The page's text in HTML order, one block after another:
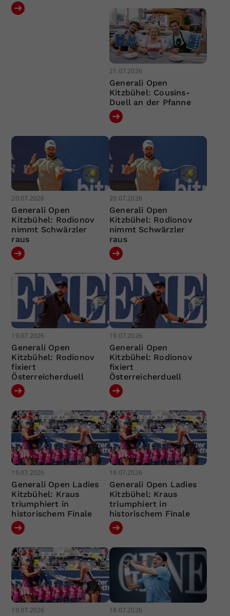
21.07.2026
Generali Open
Kitzbühel: Cousins-
Duell an der Pfanne
20.07.2026
Generali Open
Kitzbühel: Rodionov
nimmt Schwärzler
raus
20.07.2026
Generali Open
Kitzbühel: Rodionov
nimmt Schwärzler
raus
19.07.2026
Generali Open
Kitzbühel: Rodionov
fixiert
Österreicherduell
19.07.2026
Generali Open
Kitzbühel: Rodionov
fixiert
Österreicherduell
19.07.2026
Generali Open Ladies
Kitzbühel: Kraus
triumphiert in
historischem Finale
19.07.2026
Generali Open Ladies
Kitzbühel: Kraus
triumphiert in
historischem Finale
19.07.2026 18.07.2026